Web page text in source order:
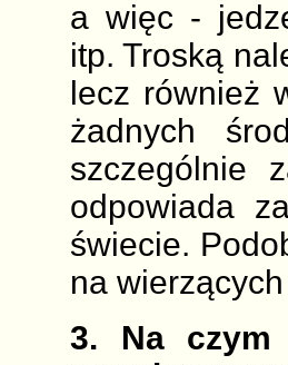
a więc -
itp. Troską
lecz również
żadnych
szczególnie
odpowiada
świecie.
na
3. Na czym